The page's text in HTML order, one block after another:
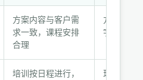
方案内容与客户需
求一致，课程安排
合理
方案确认
字文件
培训按日程进行，
现场签到